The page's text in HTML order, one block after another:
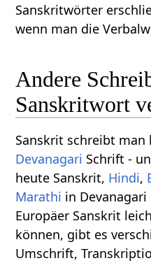
Sanskritwörter
wenn man die
Andere
Sanskritwort
Sanskrit schreibt man
Devanagari Schrift -
heute Sanskrit, Hindi,
Marathi in
Europäer Sanskrit
können, gibt es
Umschrift,